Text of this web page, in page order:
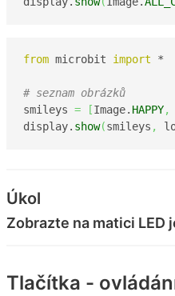
from microbit import *
# seznam obrázků
smileys = [Image. HAPPY,
display. show(smileys ,
Úkol
Zobrazte na matici LED
Tlačítka -